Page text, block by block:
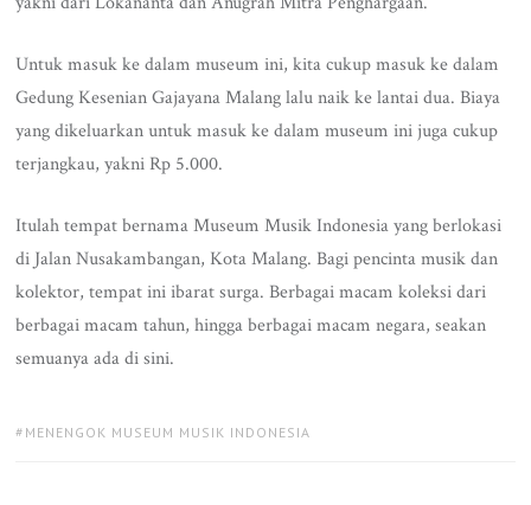
Untuk masuk ke dalam museum ini, kita cukup masuk ke dalam
Gedung Kesenian Gajayana Malang lalu naik ke lantai dua. Biaya
yang dikeluarkan untuk masuk ke dalam museum ini juga cukup
terjangkau, yakni Rp 5.000.
Itulah tempat bernama Museum Musik Indonesia yang berlokasi
di Jalan Nusakambangan, Kota Malang. Bagi pencinta musik dan
kolektor, tempat ini ibarat surga. Berbagai macam koleksi dari
berbagai macam tahun, hingga berbagai macam negara, seakan
semuanya ada di sini.
TAGS:
MENENGOK MUSEUM MUSIK INDONESIA